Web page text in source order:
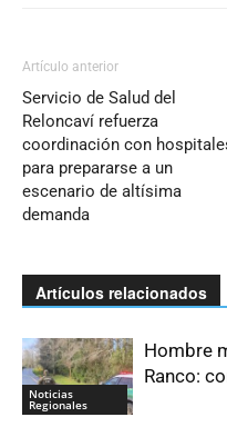
Artículo anterior
Servicio de Salud del
Reloncaví refuerza
coordinación con
para prepararse a un
escenario de altísima
demanda
Artículos relacionados
Noticias
Regionales
Hombre
Ranco: